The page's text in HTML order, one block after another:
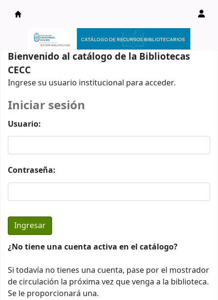
Catálogo en línea
Bienvenido al catálogo de la Bibliotecas
CECC
Ingrese su usuario institucional para acceder.
Iniciar sesión
Usuario:
Contraseña:
¿No tiene una cuenta activa en el catálogo?
Si todavía no tienes una cuenta, pase por el mostrador
de circulación la próxima vez que venga a la biblioteca.
Se le proporcionará una.